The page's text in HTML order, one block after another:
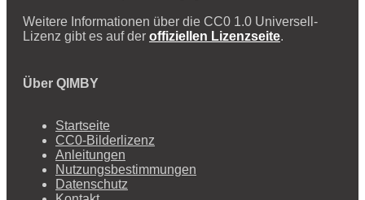
Weitere Informationen über die CC0 1.0 Universell-
Lizenz gibt es auf der offiziellen Lizenzseite.
Über QIMBY
Startseite
CC0-Bilderlizenz
Anleitungen
Nutzungsbestimmungen
Datenschutz